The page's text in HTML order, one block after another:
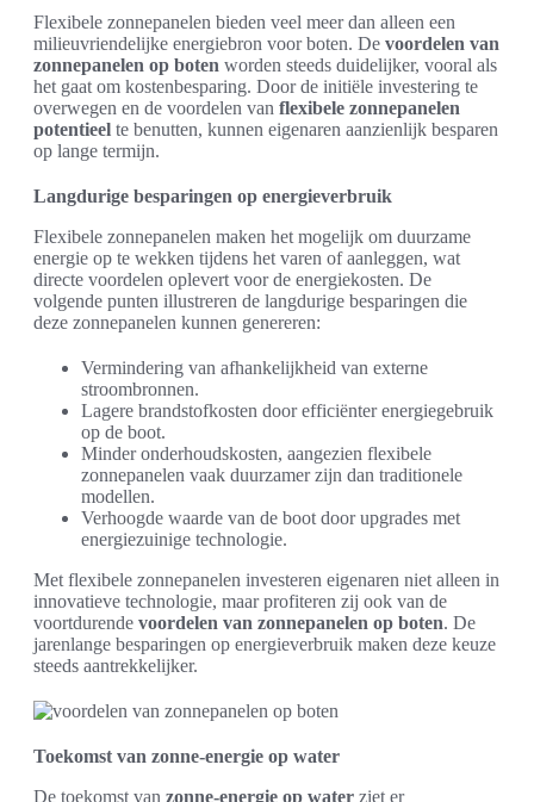
Flexibele zonnepanelen bieden veel meer dan alleen een
milieuvriendelijke energiebron voor boten. De voordelen van
zonnepanelen op boten worden steeds duidelijker, vooral als
het gaat om kostenbesparing. Door de initiële investering te
overwegen en de voordelen van flexibele zonnepanelen
potentieel te benutten, kunnen eigenaren aanzienlijk besparen
op lange termijn.
Langdurige besparingen op energieverbruik
Flexibele zonnepanelen maken het mogelijk om duurzame
energie op te wekken tijdens het varen of aanleggen, wat
directe voordelen oplevert voor de energiekosten. De
volgende punten illustreren de langdurige besparingen die
deze zonnepanelen kunnen genereren:
Vermindering van afhankelijkheid van externe
stroombronnen.
Lagere brandstofkosten door efficiënter energiegebruik
op de boot.
Minder onderhoudskosten, aangezien flexibele
zonnepanelen vaak duurzamer zijn dan traditionele
modellen.
Verhoogde waarde van de boot door upgrades met
energiezuinige technologie.
Met flexibele zonnepanelen investeren eigenaren niet alleen in
innovatieve technologie, maar profiteren zij ook van de
voortdurende voordelen van zonnepanelen op boten. De
jarenlange besparingen op energieverbruik maken deze keuze
steeds aantrekkelijker.
Toekomst van zonne-energie op water
De toekomst van zonne-energie op water ziet er